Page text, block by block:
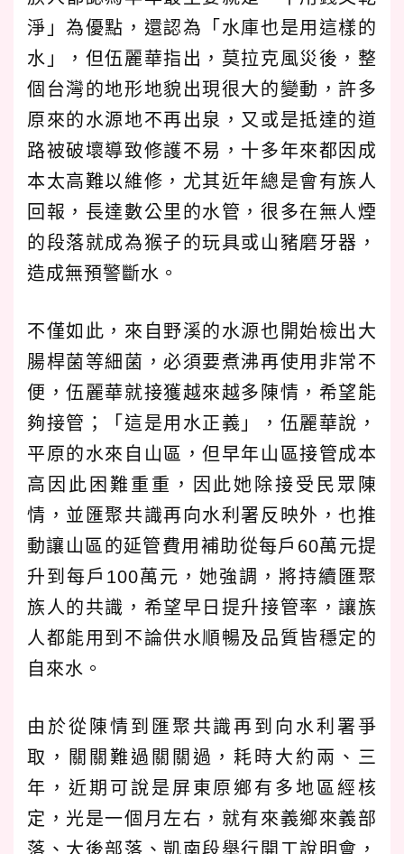
淨」為優點，還認為「水庫也是用這樣的
水」，但伍麗華指出，莫拉克風災後，整
個台灣的地形地貌出現很大的變動，許多
原來的水源地不再出泉，又或是抵達的道
路被破壞導致修護不易，十多年來都因成
本太高難以維修，尤其近年總是會有族人
回報，長達數公里的水管，很多在無人煙
的段落就成為猴子的玩具或山豬磨牙器，
造成無預警斷水。
不僅如此，來自野溪的水源也開始檢出大
腸桿菌等細菌，必須要煮沸再使用非常不
便，伍麗華就接獲越來越多陳情，希望能
夠接管；「這是用水正義」，伍麗華說，
平原的水來自山區，但早年山區接管成本
高因此困難重重，因此她除接受民眾陳
情，並匯聚共識再向水利署反映外，也推
動讓山區的延管費用補助從每戶60萬元提
升到每戶100萬元，她強調，將持續匯聚
族人的共識，希望早日提升接管率，讓族
人都能用到不論供水順暢及品質皆穩定的
自來水。
由於從陳情到匯聚共識再到向水利署爭
取，關關難過關關過，耗時大約兩、三
年，近期可說是屏東原鄉有多地區經核
定，光是一個月左右，就有來義鄉來義部
落、大後部落、凱南段舉行開工說明會，